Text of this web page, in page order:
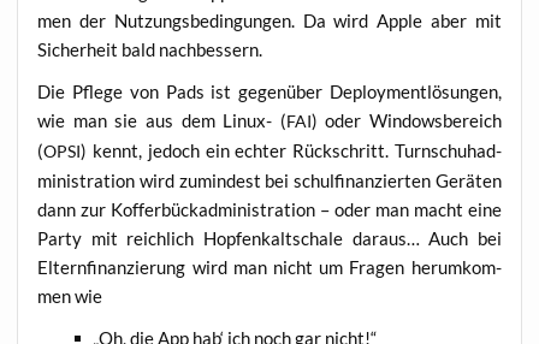
men der Nut­zungs­be­din­gun­gen. Da wird Apple aber mit
Sicher­heit bald nachbessern.
Die Pfle­ge von Pads ist gegen­über Deploy­ment­lö­sun­gen,
wie man sie aus dem Linux- (FAI) oder Win­dows­be­reich
(OPSI) kennt, jedoch ein ech­ter Rück­schritt. Turn­schuh­ad­
mi­nis­tra­ti­on wird zumin­dest bei schul­fi­nan­zier­ten Gerä­ten
dann zur Kof­fer­bück­ad­mi­nis­tra­ti­on – oder man macht eine
Par­ty mit reich­lich Hop­fen­kalt­scha­le dar­aus… Auch bei
Eltern­fi­nan­zie­rung wird man nicht um Fra­gen her­um­kom­
men wie
„Oh, die App hab‘ ich noch gar nicht!“